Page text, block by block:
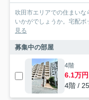
吹田市エリアでの住まい
いかがでしょうか。宅配
見る
募集中の部屋
4階
6.1万円
4階 /